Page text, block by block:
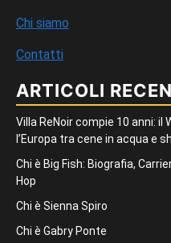
Chi siamo
Contatti
ARTICOLI
Villa ReNoir compie 10 anni: il
l’Europa tra cene in acqua e
Chi è Big Fish: Biografia,
Hop
Chi è Sienna Spiro
Chi è Gabry Ponte